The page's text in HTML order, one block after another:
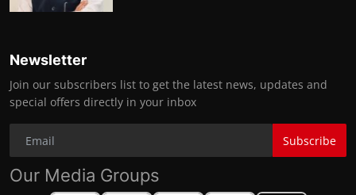
Newsletter
Join our subscribers list to get the latest news, updates and
special offers directly in your inbox
Subscribe
Our Media Groups